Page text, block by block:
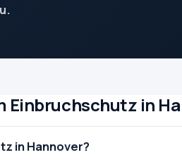
Einbruchschutz in
in Hannover?